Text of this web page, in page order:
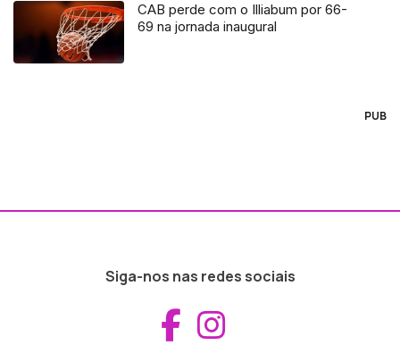
CAB perde com o Illiabum por 66-
69 na jornada inaugural
PUB
Siga-nos nas redes sociais
Aceder ao